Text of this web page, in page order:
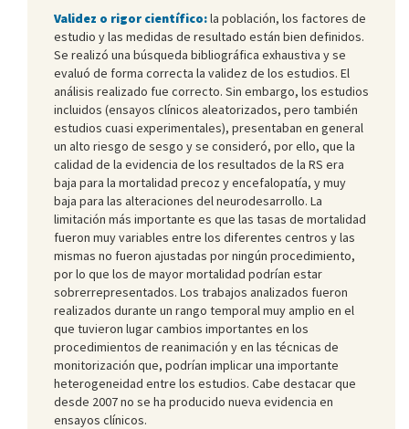
Validez o rigor científico:la población, los factores de
estudio y las medidas de resultado están bien definidos.
Se realizó una búsqueda bibliográfica exhaustiva y se
evaluó de forma correcta la validez de los estudios. El
análisis realizado fue correcto. Sin embargo, los estudios
incluidos (ensayos clínicos aleatorizados, pero también
estudios cuasi experimentales), presentaban en general
un alto riesgo de sesgo y se consideró, por ello, que la
calidad de la evidencia de los resultados de la RS era
baja para la mortalidad precoz y encefalopatía, y muy
baja para las alteraciones del neurodesarrollo. La
limitación más importante es que las tasas de mortalidad
fueron muy variables entre los diferentes centros y las
mismas no fueron ajustadas por ningún procedimiento,
por lo que los de mayor mortalidad podrían estar
sobrerrepresentados. Los trabajos analizados fueron
realizados durante un rango temporal muy amplio en el
que tuvieron lugar cambios importantes en los
procedimientos de reanimación y en las técnicas de
monitorización que, podrían implicar una importante
heterogeneidad entre los estudios. Cabe destacar que
desde 2007 no se ha producido nueva evidencia en
ensayos clínicos.